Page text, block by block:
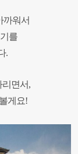
까워서
를
.
리면서,
게요!